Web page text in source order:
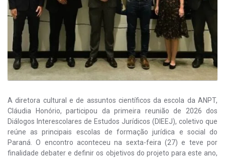
A diretora cultural e de assuntos científicos da escola da ANPT,
Cláudia Honório, participou da primeira reunião de 2026 dos
Diálogos Interescolares de Estudos Jurídicos (DIEEJ), coletivo que
reúne as principais escolas de formação jurídica e social do
Paraná. O encontro aconteceu na sexta-feira (27) e teve por
finalidade debater e definir os objetivos do projeto para este ano,